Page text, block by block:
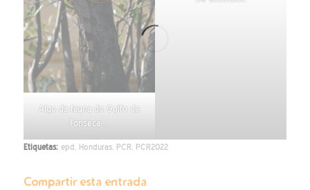
Algo da fauna do Golfo de
Fonseca…
Etiquetas: epd , Honduras, PCR, PCR2022
Compartir esta entrada